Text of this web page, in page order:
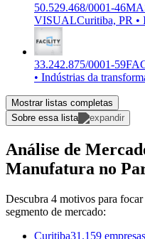
50.529.468/0001-46
VISUALCuritiba, PR •
33.242.875/0001-59
• Indústrias da
Mostrar listas completas
Sobre essa lista
Análise de
Manufatura no
Descubra 4 motivos para focar
segmento de mercado:
Curitiba31.159 empresas